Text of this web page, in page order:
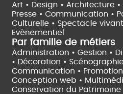
Art • Design • Architecture •
Presse • Communication •
Culturelle • Spectacle vivant
Evènementiel
Par famille de métiers
Administration • Gestion •
• Décoration •
Communication •
Conception web •
Conservation du Patrimoine